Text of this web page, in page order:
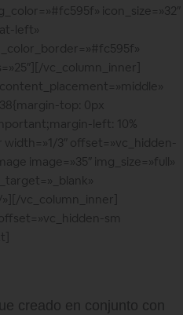
icon_size=»32″
left»
vc_column_inner]
top: 0px
left: 10%
3″ offset=»vc_hidden-
image=»35″ img_size=»full»
vc_column_inner]
sm
creado en conjunto con